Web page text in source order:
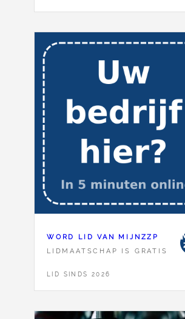
WORD LID VAN MIJNZZP
LIDMAATSCHAP IS GRATIS
LID SINDS 2026